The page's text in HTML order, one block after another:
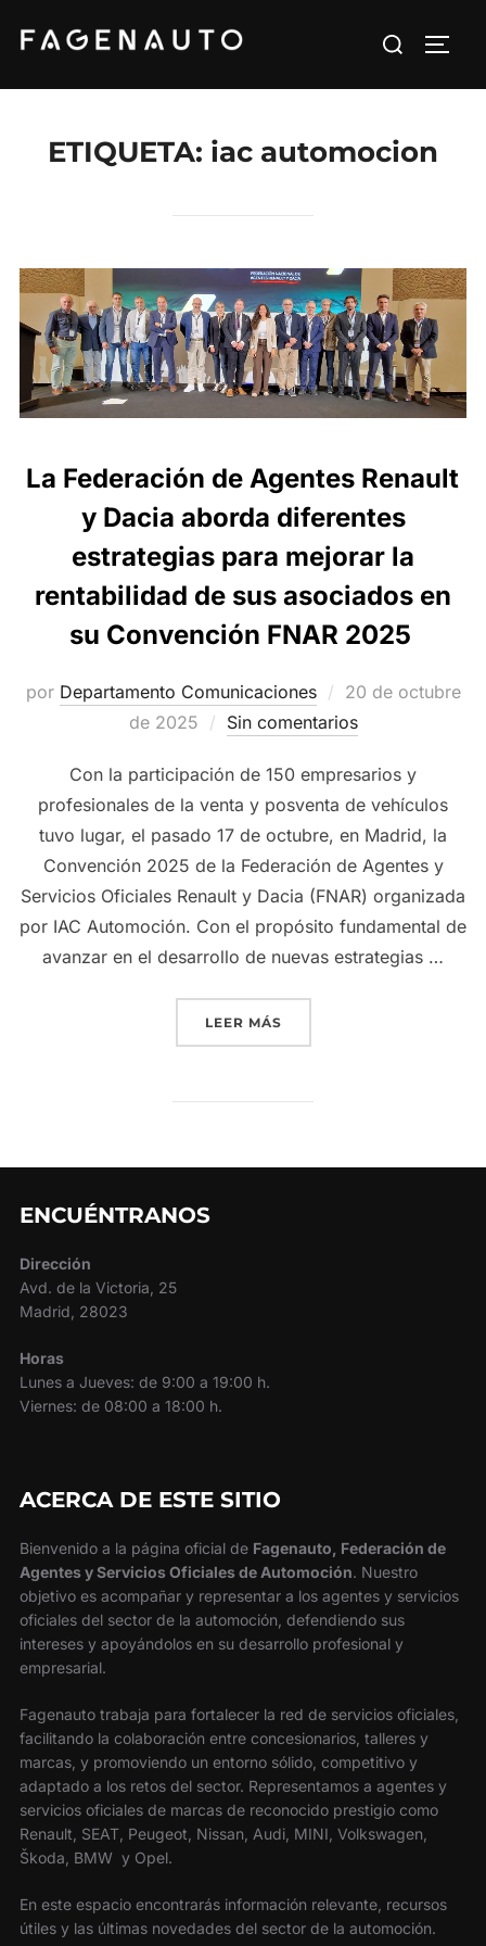
Buscar:
ETIQUETA: iac automocion
La Federación de Agentes Renault
y Dacia aborda diferentes
estrategias para mejorar la
rentabilidad de sus asociados en
su Convención FNAR 2025
por Departamento Comunicaciones
Publicado
el
20 de octubre
de 2025
Sin comentarios
Con la participación de 150 empresarios y
profesionales de la venta y posventa de vehículos
tuvo lugar, el pasado 17 de octubre, en Madrid, la
Convención 2025 de la Federación de Agentes y
Servicios Oficiales Renault y Dacia (FNAR) organizada
por IAC Automoción. Con el propósito fundamental de
avanzar en el desarrollo de nuevas estrategias …
LEER MÁS«LA FEDERACIÓN DE
ENCUÉNTRANOS
Dirección
Avd. de la Victoria, 25
Madrid, 28023
Horas
Lunes a Jueves: de 9:00 a 19:00 h.
Viernes: de 08:00 a 18:00 h.
ACERCA DE ESTE SITIO
Bienvenido a la página oficial de Fagenauto, Federación de
Agentes y Servicios Oficiales de Automoción. Nuestro
objetivo es acompañar y representar a los agentes y servicios
oficiales del sector de la automoción, defendiendo sus
intereses y apoyándolos en su desarrollo profesional y
empresarial.
Fagenauto trabaja para fortalecer la red de servicios oficiales,
facilitando la colaboración entre concesionarios, talleres y
marcas, y promoviendo un entorno sólido, competitivo y
adaptado a los retos del sector. Representamos a agentes y
servicios oficiales de marcas de reconocido prestigio como
Renault, SEAT, Peugeot, Nissan, Audi, MINI, Volkswagen,
Škoda, BMW y Opel.
En este espacio encontrarás información relevante, recursos
útiles y las últimas novedades del sector de la automoción.